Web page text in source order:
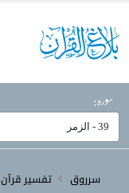
سورہ:
سرروق تفسیر قرآن